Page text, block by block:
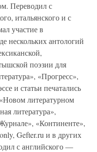
Переводил с
итальянского и с
участие в
нескольких антологий
поэзии для
«Прогресс»,
и статьи печатались
литературном
литература»,
«Континенте»,
Gefter.ru и в других
с английского —